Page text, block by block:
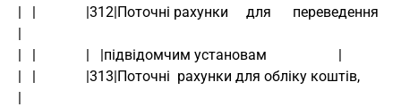
|   |              |312|Поточні рахунки     для      переведення
|
|   |              |   |підвідомчим установам                    |
|   |              |313|Поточні  рахунки для обліку коштів,
|